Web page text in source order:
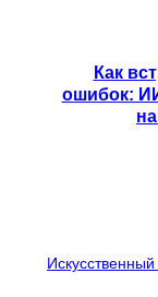
Как
ошибок: